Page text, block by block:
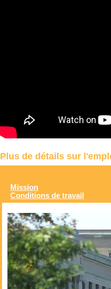
Plus de détails sur
Mission
Conditions de travail